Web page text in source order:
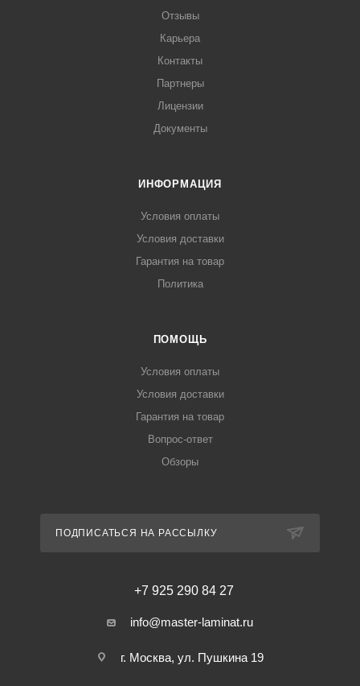
Отзывы
Карьера
Контакты
Партнеры
Лицензии
Документы
ИНФОРМАЦИЯ
Условия оплаты
Условия доставки
Гарантия на товар
Политика
ПОМОЩЬ
Условия оплаты
Условия доставки
Гарантия на товар
Вопрос-ответ
Обзоры
ПОДПИСАТЬСЯ НА РАССЫЛКУ
+7 925 290 84 27
info@master-laminat.ru
г. Москва, ул. Пушкина 19